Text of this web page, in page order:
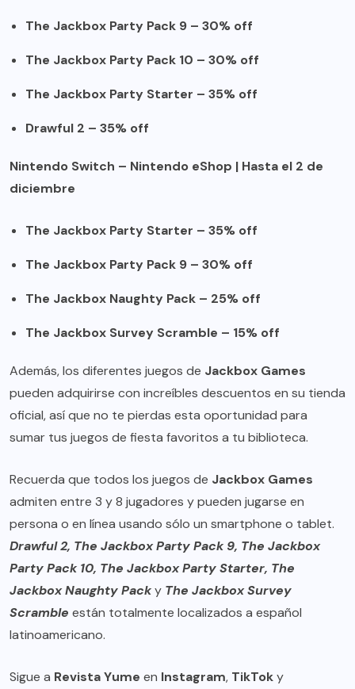
The Jackbox Party Pack 9 – 30% off
The Jackbox Party Pack 10 – 30% off
The Jackbox Party Starter – 35% off
Drawful 2 – 35% off
Nintendo Switch – Nintendo eShop | Hasta el 2 de
diciembre
The Jackbox Party Starter – 35% off
The Jackbox Party Pack 9 – 30% off
The Jackbox Naughty Pack – 25% off
The Jackbox Survey Scramble – 15% off
Además, los diferentes juegos de Jackbox Games
pueden adquirirse con increíbles descuentos en su tienda
oficial, así que no te pierdas esta oportunidad para
sumar tus juegos de fiesta favoritos a tu biblioteca.
Recuerda que todos los juegos de Jackbox Games
admiten entre 3 y 8 jugadores y pueden jugarse en
persona o en línea usando sólo un smartphone o tablet.
Drawful 2, The Jackbox Party Pack 9, The Jackbox
Party Pack 10, The Jackbox Party Starter, The
Jackbox Naughty Packy The Jackbox Survey
Scramble están totalmente localizados a español
latinoamericano.
Sigue a Revista Yume en Instagram, TikToky